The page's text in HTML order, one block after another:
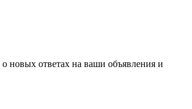
новых ответах на ваши объявления и